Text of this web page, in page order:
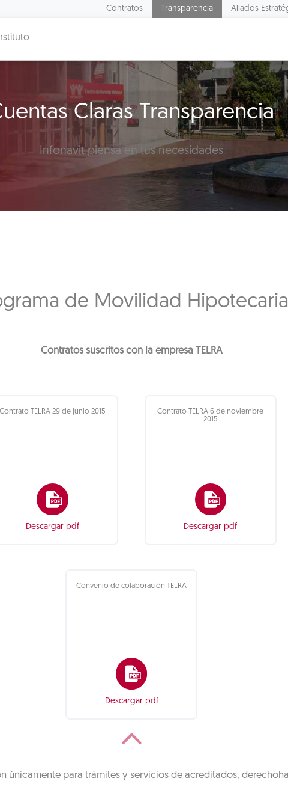
Contratos Transparencia Aliados
Claras Transparencia
Infonavit piensa en tus necesidades
de Movilidad Hipotecaria
Contratos suscritos con la empresa TELRA
Contrato TELRA 29 de junio 2015
Descargar pdf
Contrato TELRA 6 de noviembre
2015
Descargar pdf
Convenio de colaboración TELRA
Descargar pdf
únicamente para trámites y servicios de acreditados,